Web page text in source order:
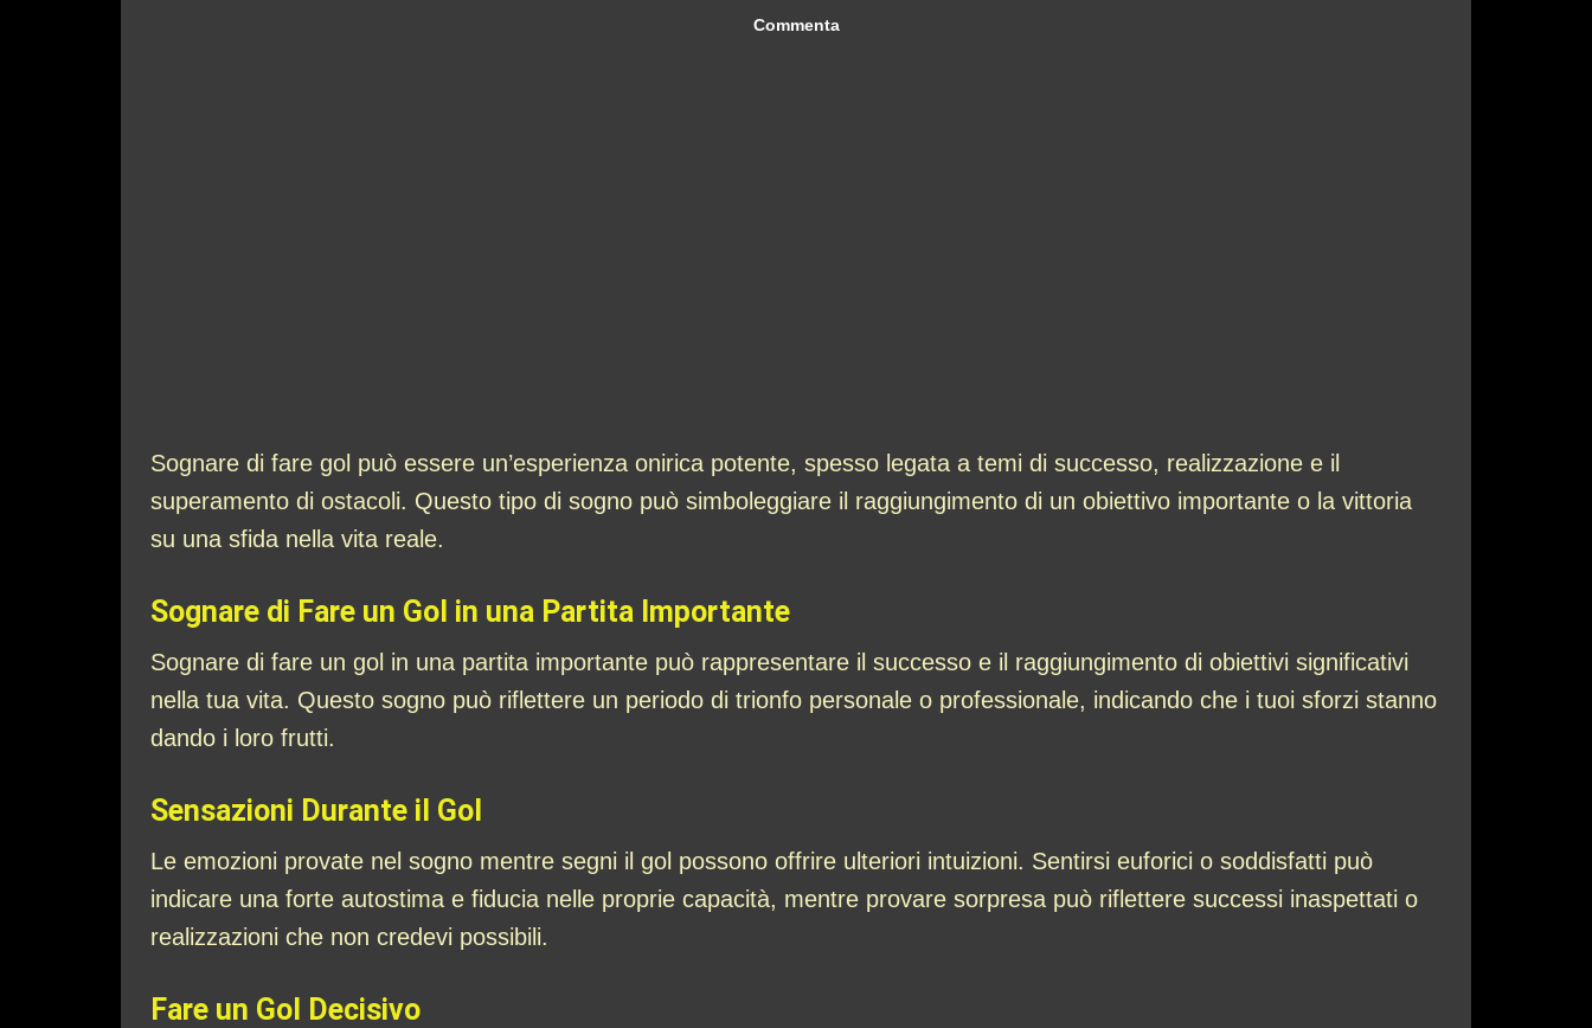
Commenta
Sognare di fare gol può essere un’esperienza onirica potente, spesso legata a temi di successo, realizzazione e il
superamento di ostacoli. Questo tipo di sogno può simboleggiare il raggiungimento di un obiettivo importante o la vittoria
su una sfida nella vita reale.
Sognare di Fare un Gol in una Partita Importante
Sognare di fare un gol in una partita importante può rappresentare il successo e il raggiungimento di obiettivi significativi
nella tua vita. Questo sogno può riflettere un periodo di trionfo personale o professionale, indicando che i tuoi sforzi stanno
dando i loro frutti.
Sensazioni Durante il Gol
Le emozioni provate nel sogno mentre segni il gol possono offrire ulteriori intuizioni. Sentirsi euforici o soddisfatti può
indicare una forte autostima e fiducia nelle proprie capacità, mentre provare sorpresa può riflettere successi inaspettati o
realizzazioni che non credevi possibili.
Fare un Gol Decisivo